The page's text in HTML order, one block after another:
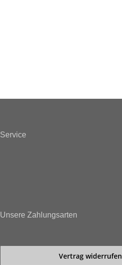
Service
Unsere Zahlungsarten
Vertrag widerrufen